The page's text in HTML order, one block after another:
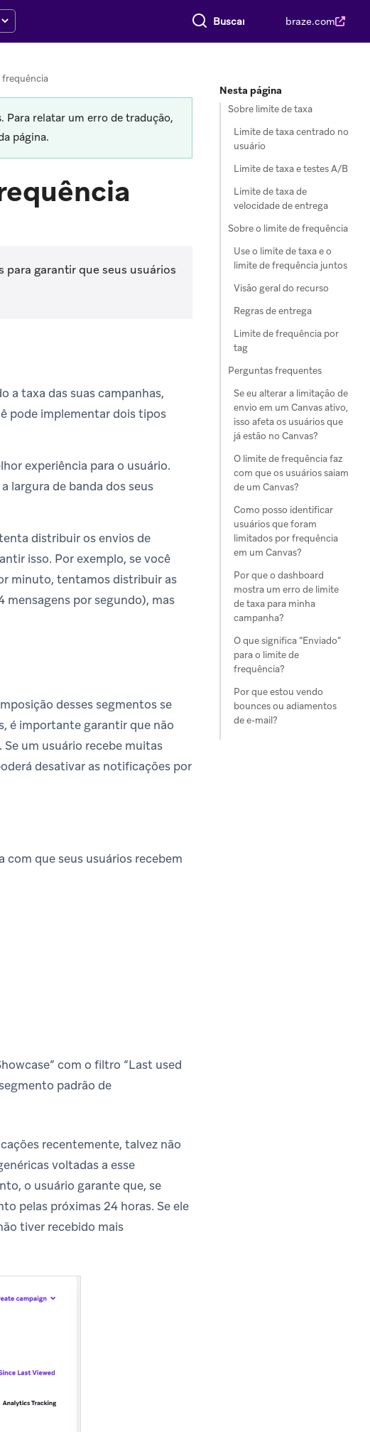
Buscar tudo braze.com
frequência
relatar um erro de tradução,
página.
garantir que seus usuários
a taxa das suas campanhas,
pode implementar dois tipos
experiência para o usuário.
largura de banda dos seus
distribuir os envios de
isso. Por exemplo, se você
minuto, tentamos distribuir as
por segundo), mas
desses segmentos se
é importante garantir que não
um usuário recebe muitas
desativar as notificações por
que seus usuários recebem
com o filtro “Last used
padrão de
recentemente, talvez não
voltadas a esse
o usuário garante que, se
pelas próximas 24 horas. Se ele
tiver recebido mais
Nesta página
Sobre limite de taxa
Limite de taxa centrado no
usuário
Limite de taxa e testes A/B
Limite de taxa de
velocidade de entrega
Sobre o limite de frequência
Use o limite de taxa e o
limite de frequência juntos
Visão geral do recurso
Regras de entrega
Limite de frequência por
tag
Perguntas frequentes
Se eu alterar a limitação de
envio em um Canvas ativo,
isso afeta os usuários que
já estão no Canvas?
O limite de frequência faz
com que os usuários saiam
de um Canvas?
Como posso identificar
usuários que foram
limitados por frequência
em um Canvas?
Por que o dashboard
mostra um erro de limite
de taxa para minha
campanha?
O que significa “Enviado”
para o limite de
frequência?
Por que estou vendo
bounces ou adiamentos
de e-mail?